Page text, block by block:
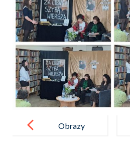
navigation
Obrazy